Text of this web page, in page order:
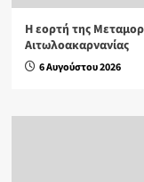
Η εορτή της
Αιτωλοακαρνανίας
6 Αυγούστου 2026